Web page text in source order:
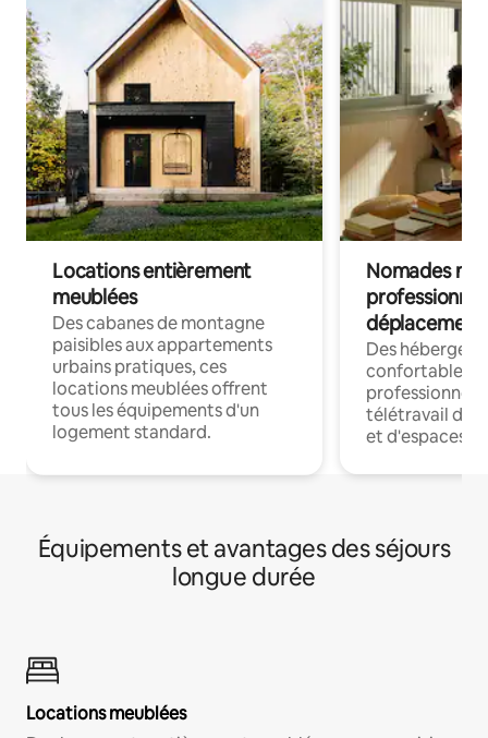
Locations entièrement
meublées
Des cabanes de montagne
paisibles aux appartements
urbains pratiques, ces
locations meublées offrent
tous les équipements d'un
logement standard.
Nomades
déplacement
Des
confortables
professionnels
télétravail
et d'espaces
Équipements et avantages des séjours
longue durée
Locations meublées